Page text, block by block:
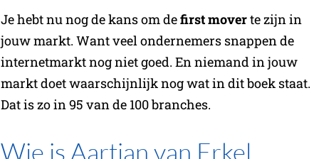
Je hebt nu nog de kans om defirst moverte zijn in
jouw markt. Want veel ondernemers snappen de
internetmarkt nog niet goed. En niemand in jouw
markt doet waarschijnlijk nog wat in dit boek staat.
Dat is zo in 95 van de 100 branches.
Wie is Aartjan van Erkel